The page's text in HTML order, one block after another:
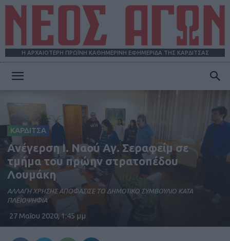
Η ΑΡΧΑΙΟΤΕΡΗ ΠΡΩΪΝΗ ΚΑΘΗΜΕΡΙΝΗ ΕΦΗΜΕΡΙΔΑ ΤΗΣ ΚΑΡΔΙΤΣΑΣ
ΑΓΩΝ
ΚΑΡΔΙΤΣΑ
Ανέγερση Ι. Ναού Αγ. Σεραφείμ σε
τμήμα του πρώην στρατοπέδου
Λουμάκη
ΑΛΛΑΓΗ ΧΡΗΣΗΣ ΑΠΟΦΑΣΙΣΕ ΤΟ ΔΗΜΟΤΙΚΟ ΣΥΜΒΟΥΛΙΟ ΚΑΤΑ
ΠΛΕΙΟΨΗΦΙΑ
27 Μαΐου 2020, 1:45 μμ